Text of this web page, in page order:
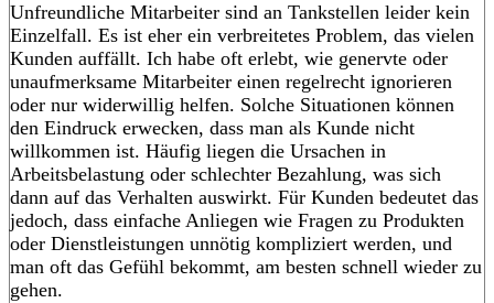
Unfreundliche Mitarbeiter sind an Tankstellen leider kein
Einzelfall. Es ist eher ein verbreitetes Problem, das vielen
Kunden auffällt. Ich habe oft erlebt, wie genervte oder
unaufmerksame Mitarbeiter einen regelrecht ignorieren
oder nur widerwillig helfen. Solche Situationen können
den Eindruck erwecken, dass man als Kunde nicht
willkommen ist. Häufig liegen die Ursachen in
Arbeitsbelastung oder schlechter Bezahlung, was sich
dann auf das Verhalten auswirkt. Für Kunden bedeutet das
jedoch, dass einfache Anliegen wie Fragen zu Produkten
oder Dienstleistungen unnötig kompliziert werden, und
man oft das Gefühl bekommt, am besten schnell wieder zu
gehen.